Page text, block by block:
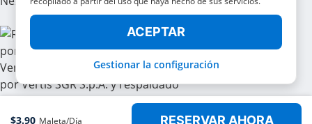
ACEPTAR
Gestionar la configuración
$3.90 Maleta/día RESERVAR AHORA